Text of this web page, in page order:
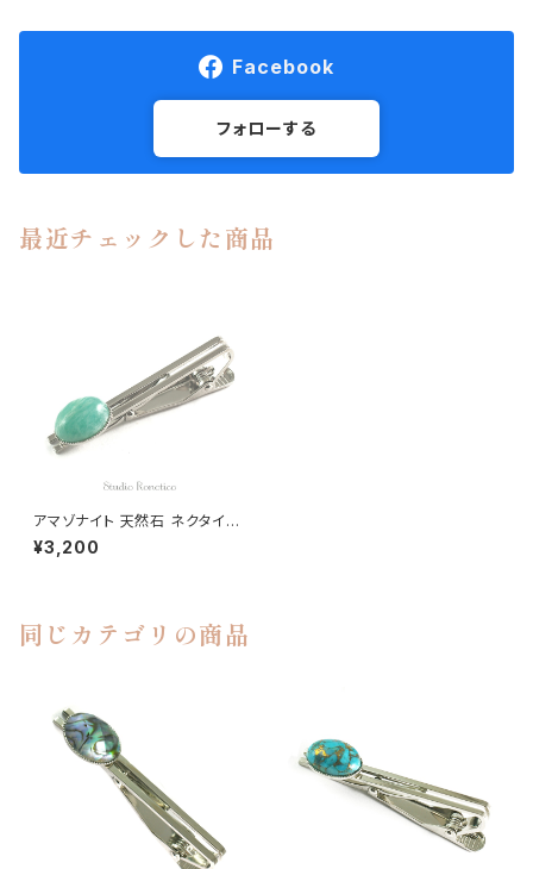
Facebook
フォローする
最近チェックした商品
アマゾナイト 天然石 ネクタイピ
ン kf-23ーｔ
¥3,200
同じカテゴリの商品